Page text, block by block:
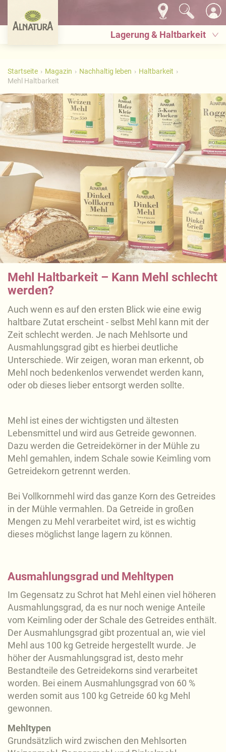
Lagerung & Haltbarkeit
Startseite Magazin Nachhaltig leben
Haltbarkeit
Mehl Haltbarkeit
Mehl Haltbarkeit – Kann Mehl schlecht
werden?
Auch wenn es auf den ersten Blick wie eine ewig
haltbare Zutat erscheint - selbst Mehl kann mit der
Zeit schlecht werden. Je nach Mehlsorte und
Ausmahlungsgrad gibt es hierbei deutliche
Unterschiede. Wir zeigen, woran man erkennt, ob
Mehl noch bedenkenlos verwendet werden kann,
oder ob dieses lieber entsorgt werden sollte.
Mehl ist eines der wichtigsten und ältesten
Lebensmittel und wird aus Getreide gewonnen.
Dazu werden die Getreidekörner in der Mühle zu
Mehl gemahlen, indem Schale sowie Keimling vom
Getreidekorn getrennt werden.
Bei Vollkornmehl wird das ganze Korn des Getreides
in der Mühle vermahlen. Da Getreide in großen
Mengen zu Mehl verarbeitet wird, ist es wichtig
dieses möglichst lange lagern zu können.
Ausmahlungsgrad und Mehltypen
Im Gegensatz zu Schrot hat Mehl einen viel höheren
Ausmahlungsgrad, da es nur noch wenige Anteile
vom Keimling oder der Schale des Getreides enthält.
Der Ausmahlungsgrad gibt prozentual an, wie viel
Mehl aus 100 kg Getreide hergestellt wurde. Je
höher der Ausmahlungsgrad ist, desto mehr
Bestandteile des Getreidekorns sind verarbeitet
worden. Bei einem Ausmahlungsgrad von 60 %
werden somit aus 100 kg Getreide 60 kg Mehl
gewonnen.
Mehltypen
Grundsätzlich wird zwischen den Mehlsorten